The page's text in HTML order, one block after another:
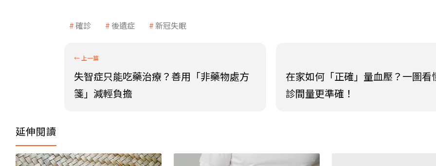
確診 後遺症 新冠失眠
失智症只能吃藥治療？善用「非藥物處方
箋」減輕負擔
在家如何「正確」量血壓？一圖看
診間量更準確！
延伸閱讀